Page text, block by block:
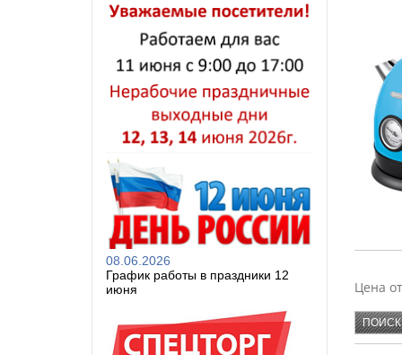
08.06.2026
График работы в праздники 12
июня
Цена от